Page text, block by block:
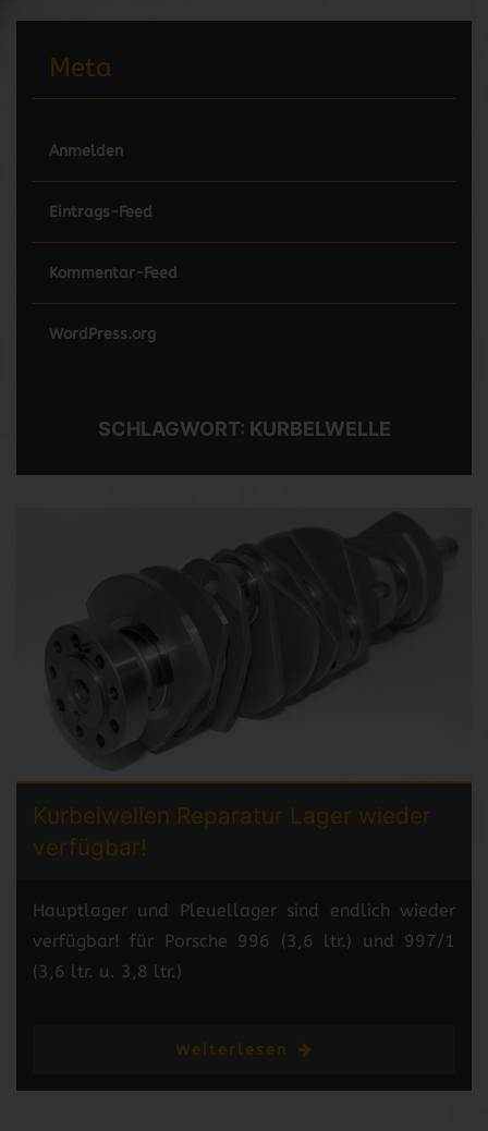
Meta
Anmelden
Eintrags-Feed
Kommentar-Feed
WordPress.org
SCHLAGWORT: KURBELWELLE
Kurbelwellen Reparatur Lager wieder
verfügbar!
Hauptlager und Pleuellager sind endlich wieder
verfügbar! für Porsche 996 (3,6 ltr.) und 997/1
(3,6 ltr. u. 3,8 ltr.)
Weiterlesen